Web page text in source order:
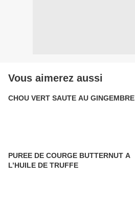
Vous aimerez aussi
CHOU VERT SAUTE AU GINGEMBRE
PUREE DE COURGE BUTTERNUT A
L’HUILE DE TRUFFE